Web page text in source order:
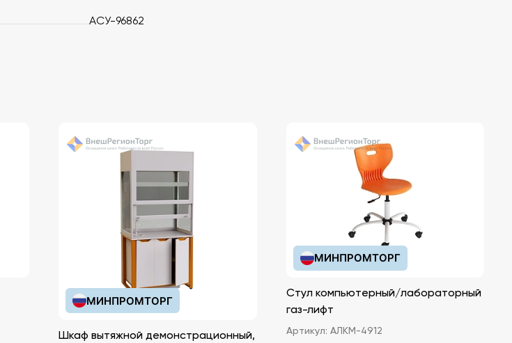
АСУ-96862
МИНПРОМТОРГ
Шкаф вытяжной демонстрационный,
МИНПРОМТОРГ
Стул компьютерный/лабораторный
газ-лифт
Артикул: АЛКМ-4912